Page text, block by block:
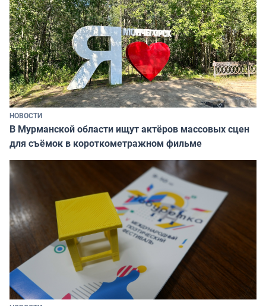
НОВОСТИ
В Мурманской области ищут актёров массовых сцен
для съёмок в короткометражном фильме